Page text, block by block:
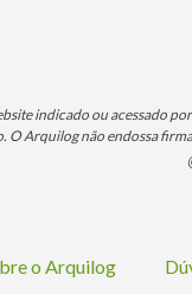
indicado ou acessado
O Arquilog não endossa
o Arquilog